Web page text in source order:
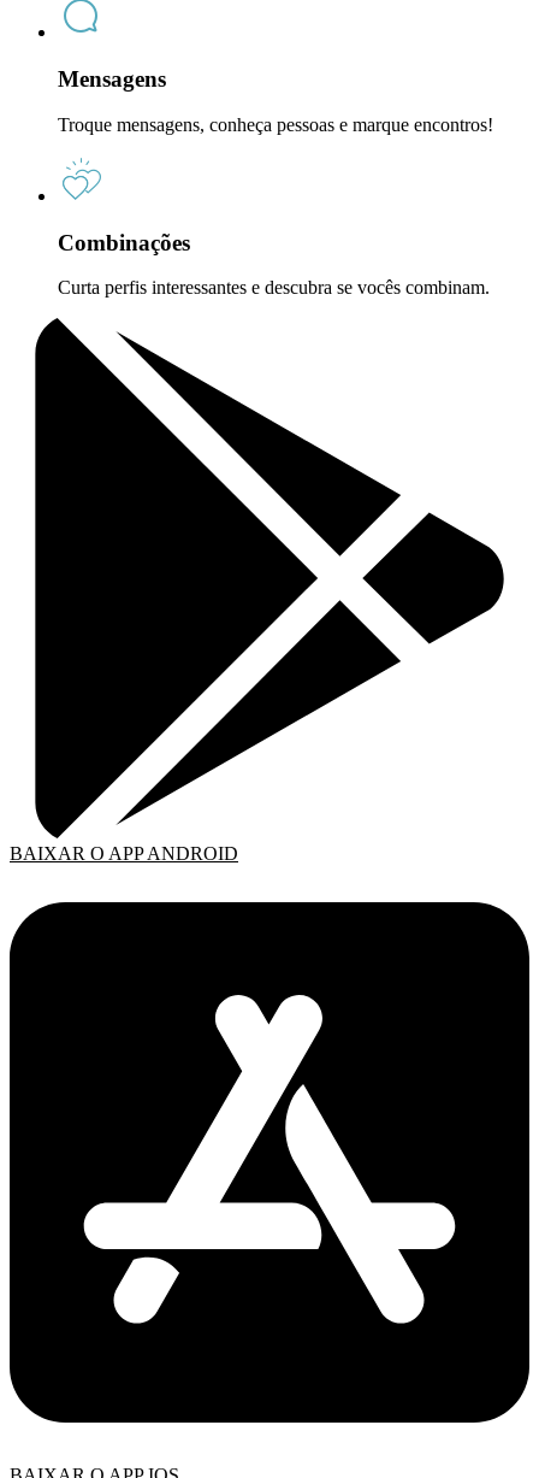
Mensagens
Troque mensagens, conheça pessoas e marque encontros!
Combinações
Curta perfis interessantes e descubra se vocês combinam.
BAIXAR O APP ANDROID